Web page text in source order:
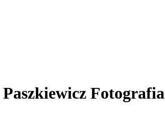
Fotografia